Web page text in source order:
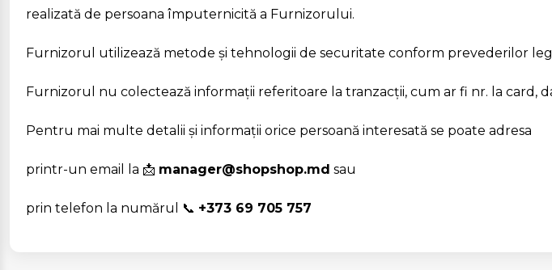
realizată de persoana împuternicită a Furnizorului.
Furnizorul utilizează metode și tehnologii de securitate conform prevederilor
Furnizorul nu colectează informații referitoare la tranzacții, cum ar fi nr. la card,
Pentru mai multe detalii și informații orice persoană interesată se poate adresa
printr-un email la 📩 manager@shopshop.md sau
prin telefon la numărul 📞 +373 69 705 757